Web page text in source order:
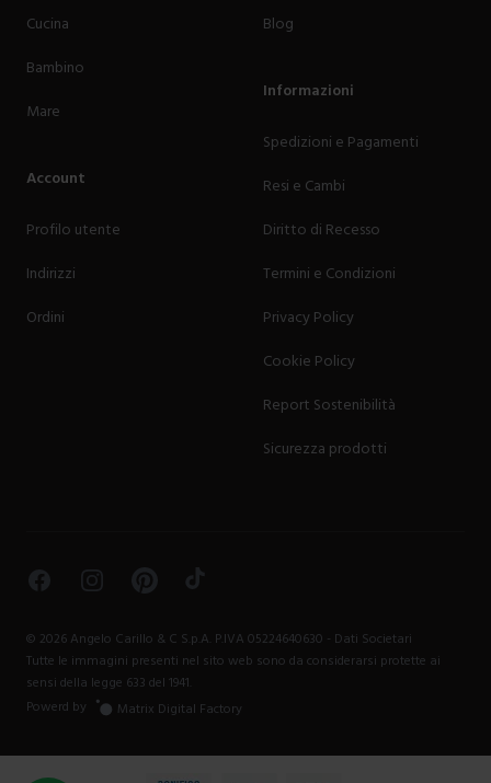
Cucina
Bambino
Mare
Account
Profilo utente
Indirizzi
Ordini
Blog
Informazioni
Spedizioni e Pagamenti
Resi e Cambi
Diritto di Recesso
Termini e Condizioni
Privacy Policy
Cookie Policy
Report Sostenibilità
Sicurezza prodotti
FacebookInstagramPinterestTikTok
© 2026 Angelo Carillo & C S.p.A. P.IVA 05224640630 - Dati Societari
Tutte le immagini presenti nel sito web sono da considerarsi protette ai
sensi della legge 633 del 1941.
Powerd by
Matrix Digital Factory